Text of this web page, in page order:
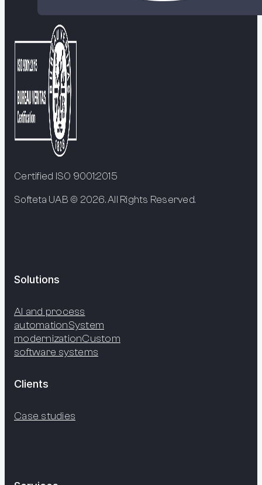
Certified ISO 9001:2015
Softeta UAB © 2026. All Rights Reserved.
Solutions
AI and process
automationSystem
modernizationCustom
software systems
Clients
Case studies